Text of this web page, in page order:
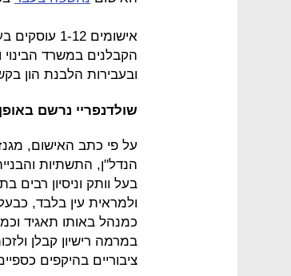
אישומים
הקבלנים במשרד הבינוי
ובעבירות הלבנת הון
שולדנפריי נרשם
על פי כתב האישום,
בעל וותק וניסיון רבים
ולמראית עין בלבד,
כמנהל באותו תאגיד
במרמה רישיון קבלן
ציבוריים בהיקפים